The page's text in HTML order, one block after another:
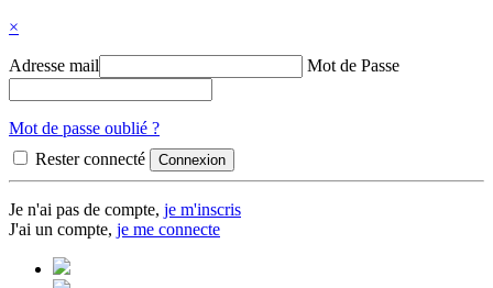
×
Adresse mail Mot de Passe
Mot de passe oublié ?
Rester connecté
Je n'ai pas de compte, je m'inscris
J'ai un compte, je me connecte